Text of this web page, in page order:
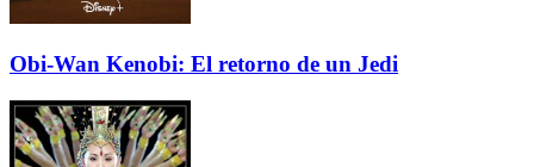
Obi-Wan Kenobi: El retorno de un Jedi